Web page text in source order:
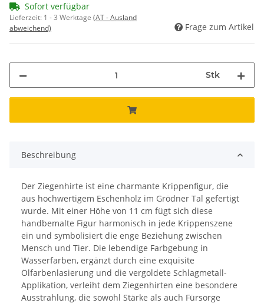
Sofort verfügbar
Lieferzeit: 1 - 3 Werktage (AT - Ausland
abweichend)
Frage zum Artikel
Stk
Beschreibung
Der Ziegenhirte ist eine charmante Krippenfigur, die
aus hochwertigem Eschenholz im Grödner Tal gefertigt
wurde. Mit einer Höhe von 11 cm fügt sich diese
handbemalte Figur harmonisch in jede Krippenszene
ein und symbolisiert die enge Beziehung zwischen
Mensch und Tier. Die lebendige Farbgebung in
Wasserfarben, ergänzt durch eine exquisite
Ölfarbenlasierung und die vergoldete Schlagmetall-
Applikation, verleiht dem Ziegenhirten eine besondere
Ausstrahlung, die sowohl Stärke als auch Fürsorge